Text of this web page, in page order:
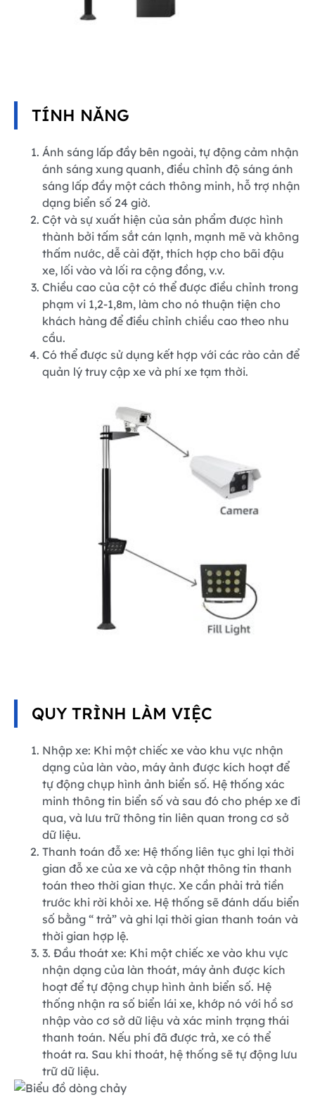
TÍNH NĂNG
Ánh sáng lấp đầy bên ngoài, tự động cảm nhận
ánh sáng xung quanh, điều chỉnh độ sáng ánh
sáng lấp đầy một cách thông minh, hỗ trợ nhận
dạng biển số 24 giờ.
Cột và sự xuất hiện của sản phẩm được hình
thành bởi tấm sắt cán lạnh, mạnh mẽ và không
thấm nước, dễ cài đặt, thích hợp cho bãi đậu
xe, lối vào và lối ra cộng đồng, v.v.
Chiều cao của cột có thể được điều chỉnh trong
phạm vi 1,2-1,8m, làm cho nó thuận tiện cho
khách hàng để điều chỉnh chiều cao theo nhu
cầu.
Có thể được sử dụng kết hợp với các rào cản để
quản lý truy cập xe và phí xe tạm thời.
QUY TRÌNH LÀM VIỆC
Nhập xe: Khi một chiếc xe vào khu vực nhận
dạng của làn vào, máy ảnh được kích hoạt để
tự động chụp hình ảnh biển số. Hệ thống xác
minh thông tin biển số và sau đó cho phép xe đi
qua, và lưu trữ thông tin liên quan trong cơ sở
dữ liệu.
Thanh toán đỗ xe: Hệ thống liên tục ghi lại thời
gian đỗ xe của xe và cập nhật thông tin thanh
toán theo thời gian thực. Xe cần phải trả tiền
trước khi rời khỏi xe. Hệ thống sẽ đánh dấu biển
số bằng “ trả” và ghi lại thời gian thanh toán và
thời gian hợp lệ.
3. Đầu thoát xe: Khi một chiếc xe vào khu vực
nhận dạng của làn thoát, máy ảnh được kích
hoạt để tự động chụp hình ảnh biển số. Hệ
thống nhận ra số biển lái xe, khớp nó với hồ sơ
nhập vào cơ sở dữ liệu và xác minh trạng thái
thanh toán. Nếu phí đã được trả, xe có thể
thoát ra. Sau khi thoát, hệ thống sẽ tự động lưu
trữ dữ liệu.